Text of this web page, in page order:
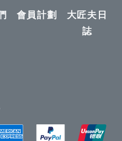
會員計劃
大匠夫日
誌